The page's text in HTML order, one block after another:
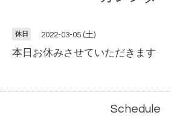
休日 2022-03-05 (土)
本日お休みさせていただきます
Schedule